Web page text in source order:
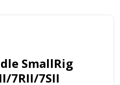
SmallRig
7RII/7SII